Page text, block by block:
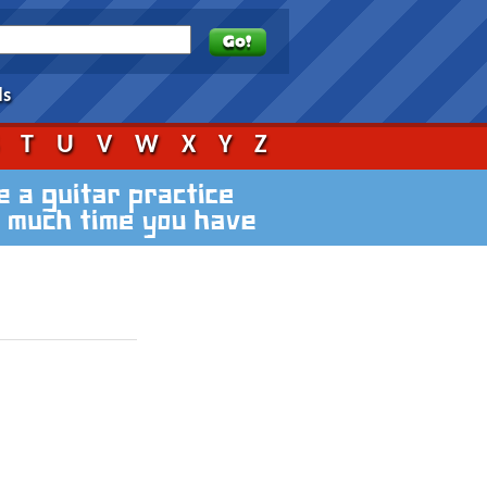
T U V W X Y Z